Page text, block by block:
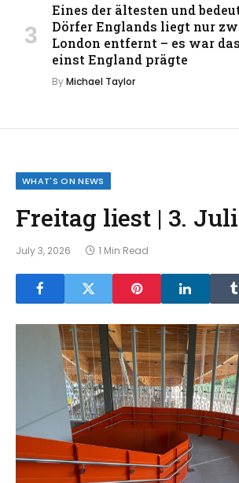
Eines der ältesten und
Dörfer Englands liegt nur
London entfernt – es war
einst England prägte
ByMichael Taylor
WHAT'S ON NEWS
Freitag liest | 3.
July 3, 2026 1 Min Read